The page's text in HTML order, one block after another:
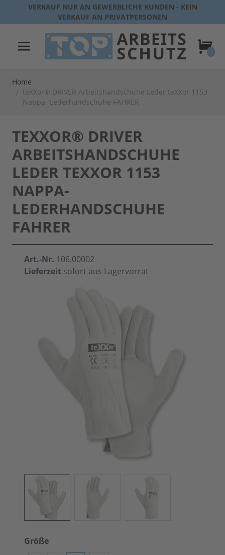
Direkt zum Inhalt
VERKAUF NUR AN GEWERBLICHE KUNDEN - KEIN
VERKAUF AN PRIVATPERSONEN
Home
/ teXXor® DRIVER Arbeitshandschuhe Leder teXXor 1153
Nappa- Lederhandschuhe FAHRER
TEXXOR® DRIVER
ARBEITSHANDSCHUHE
LEDER TEXXOR 1153
NAPPA-
LEDERHANDSCHUHE
FAHRER
Art.-Nr. 106.00002
Lieferzeit sofort aus Lagervorrat
Größe